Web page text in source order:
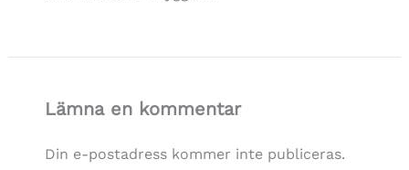
Lämna en kommentar
Din e-postadress kommer inte publiceras.